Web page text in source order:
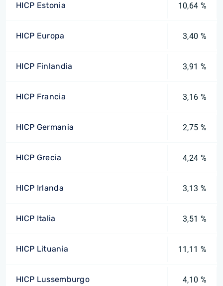
HICP Estonia 10,64 %
HICP Europa 3,40 %
HICP Finlandia 3,91 %
HICP Francia 3,16 %
HICP Germania 2,75 %
HICP Grecia 4,24 %
HICP Irlanda 3,13 %
HICP Italia 3,51 %
HICP Lituania 11,11 %
HICP Lussemburgo 4,10 %